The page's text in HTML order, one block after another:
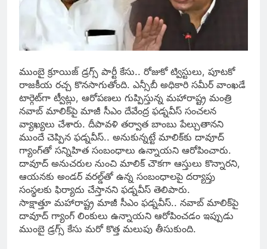
ముంబై క్రూయిజ్ డ్రగ్స్ పార్టీ కేసు.. రోజుకో ట్విస్టులు, పూటకో
రాజకీయ రచ్చ కొనసాగుతోంది. ఎన్సీబీ అధికారి సమీర్ వాంఖడే
టార్గెట్‌గా ట్వీట్లు, ఆరోపణలు గుప్పిస్తున్న మహారాష్ట్ర మంత్రి
నవాబ్ మాలిక్‌పై మాజీ సీఎం దేవేంద్ర ఫడ్నవీస్ సంచలన
వ్యాఖ్యలు చేశారు. దీపావళి తర్వాత బాంబు పేల్చుతానని
ముందే చెప్పిన ఫడ్నవీస్.. అనుకున్నట్టే మాలిక్‌కు దావూద్
గ్యాంగ్‌తో సన్నిహిత సంబంధాలు ఉన్నాయని ఆరోపించారు.
దావూద్ అనుచరుల నుంచి మాలిక్ చౌకగా ఆస్తులు కొన్నారని,
ఆయనకు అండర్ వరల్డ్‌తో ఉన్న సంబంధాలపై దర్యాప్తు
సంస్థలకు ఫిర్యాదు చేస్తానని ఫడ్నవీస్ తెలిపారు.
సాక్షాత్తూ మహారాష్ట్ర మాజీ సీఎం ఫడ్నవీస్.. నవాబ్ మాలిక్‌పై
దావూద్ గ్యాంగ్‌ లింకులు ఉన్నాయని ఆరోపించడం ఇప్పుడు
ముంబై డ్రగ్స్ కేసు మరో కొత్త మలుపు తీసుకుంది.